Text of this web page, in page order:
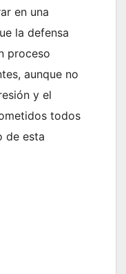
en una
la defensa
proceso
aunque no
y el
todos
de esta